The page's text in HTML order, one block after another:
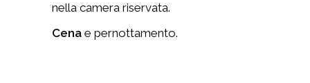
nella camera riservata.
Cena e pernottamento.